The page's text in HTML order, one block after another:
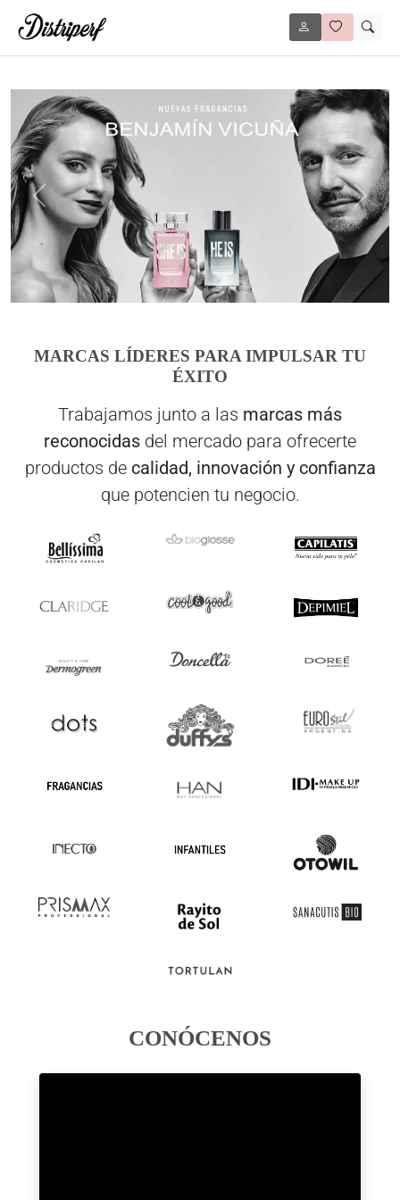
Anterior
MARCAS LÍDERES PARA IMPULSAR TU
ÉXITO
Trabajamos junto a las marcas más
reconocidas del mercado para ofrecerte
productos de calidad, innovación y confianza
que potencien tu negocio.
CONÓCENOS